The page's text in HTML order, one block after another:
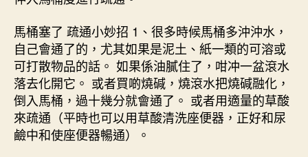
馬桶塞了 疏通小妙招 1、很多時候馬桶多沖沖水，
自己會通了的，尤其如果是泥土、紙一類的可溶或
可打散物品的話。 如果係油膩住了，咁冲一盆滾水
落去化開它。 或者買啲燒碱，燒滾水把燒碱融化，
倒入馬桶，過十幾分就會通了。 或者用適量的草酸
來疏通（平時也可以用草酸清洗座便器，正好和尿
鹼中和使座便器暢通）。